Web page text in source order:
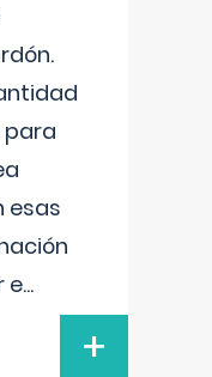
para
esas
e...
+